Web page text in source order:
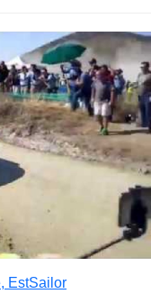
EstSailor